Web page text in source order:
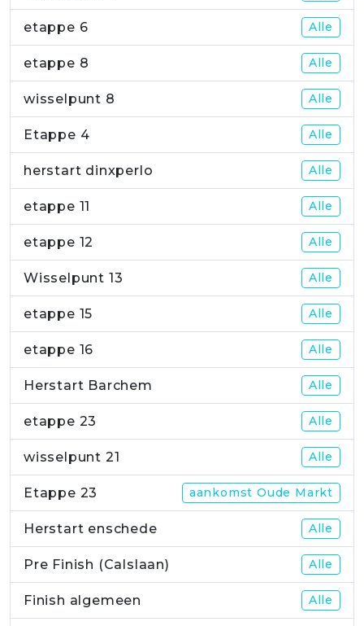
etappe 6 Alle
etappe 8 Alle
wisselpunt 8 Alle
Etappe 4 Alle
herstart dinxperlo Alle
etappe 11 Alle
etappe 12 Alle
Wisselpunt 13 Alle
etappe 15 Alle
etappe 16 Alle
Herstart Barchem Alle
etappe 23 Alle
wisselpunt 21 Alle
Etappe 23 aankomst Oude Markt
Herstart enschede Alle
Pre Finish (Calslaan) Alle
Finish algemeen Alle